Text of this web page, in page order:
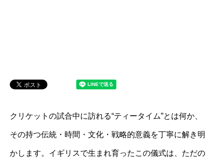
クリケットの試合中に訪れる“ティータイム”とは何か、
その持つ伝統・時間・文化・戦略的意義を丁寧に解き明
かします。イギリスで生まれ育ったこの儀式は、ただの